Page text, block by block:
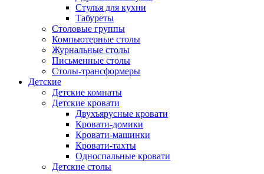
Стулья для кухни
Табуреты
Столовые группы
Компьютерные столы
Журнальные столы
Письменные столы
Столы-трансформеры
Детские
Детские комнаты
Детские кровати
Двухъярусные кровати
Кровати-домики
Кровати-машинки
Кровати-тахты
Односпальные кровати
Детские столы